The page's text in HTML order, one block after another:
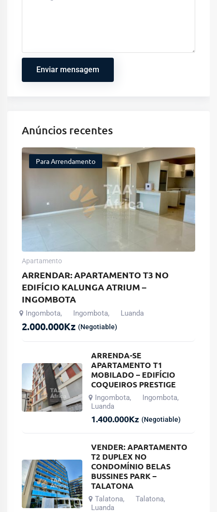
Enviar mensagem
Anúncios recentes
Para Arrendamento
Apartamento
ARRENDAR: APARTAMENTO T3 NO
EDIFÍCIO KALUNGA ATRIUM –
INGOMBOTA
Ingombota, Ingombota, Luanda
2.000.000Kz (Negotiable)
ARRENDA-SE
APARTAMENTO T1
MOBILADO – EDIFÍCIO
COQUEIROS PRESTIGE
Ingombota, Ingombota,
Luanda
1.400.000Kz (Negotiable)
VENDER: APARTAMENTO
T2 DUPLEX NO
CONDOMÍNIO BELAS
BUSSINES PARK –
TALATONA
Talatona, Talatona,
Luanda